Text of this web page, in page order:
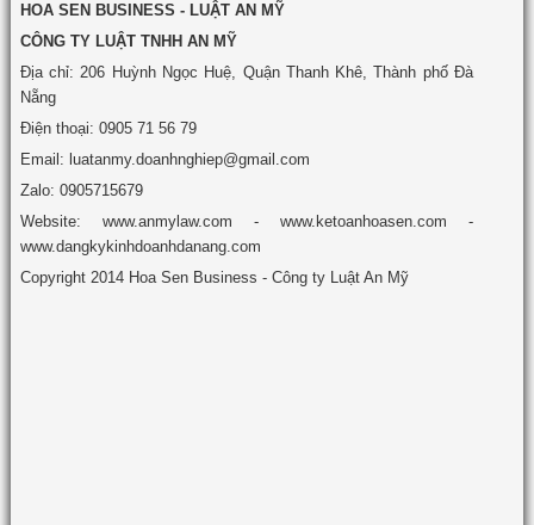
HOA SEN BUSINESS - LUẬT AN MỸ
CÔNG TY LUẬT TNHH AN MỸ
Địa chỉ: 206 Huỳnh Ngọc Huệ, Quận Thanh Khê, Thành phố Đà
Nẵng
Điện thoại: 0905 71 56 79
Email: luatanmy.doanhnghiep@gmail.com
Zalo: 0905715679
Website: www.anmylaw.com - www.ketoanhoasen.com -
www.dangkykinhdoanhdanang.com
Copyright 2014 Hoa Sen Business - Công ty Luật An Mỹ